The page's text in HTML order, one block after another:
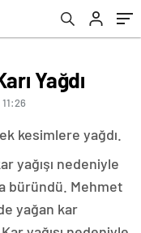
Yağdı
kesimlere yağdı.
yağışı nedeniyle
büründü. Mehmet
yağan kar